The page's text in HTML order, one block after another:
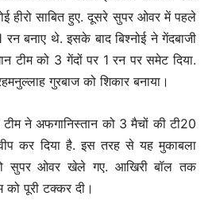
हीरो साबित हुए. दूसरे सुपर ओवर में पहले
रन बनाए थे. इसके बाद बिश्नोई ने गेंदबाजी
टीम को 3 गेंदों पर 1 रन पर समेट दिया.
गुरबाज को शिकार बनाया।
ने अफगानिस्तान को 3 मैचों की टी20
कर दिया है. इस तरह से यह मुकाबला
सुपर ओवर खेले गए. आखिरी बॉल तक
को पूरी टक्कर दी।